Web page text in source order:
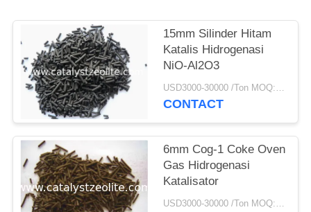
15mm Silinder Hitam
Katalis Hidrogenasi
NiO-Al2O3
USD3000-30000 /Ton MOQ:1 KG
CONTACT
6mm Cog-1 Coke Oven
Gas Hidrogenasi
Katalisator
USD3000-30000 /Ton MOQ:1 KG